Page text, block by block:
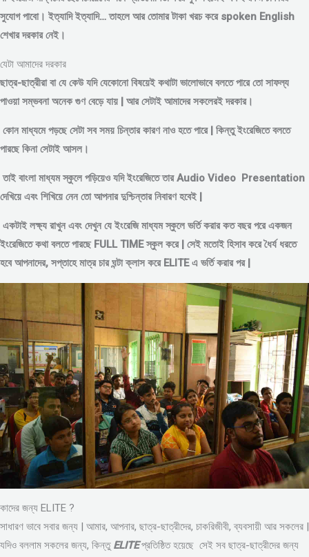
সুযোগ পাবো। ইত্যাদি ইত্যাদি… তাহলে আর তোমার টাকা খরচ করে spoken English
শেখার দরকার নেই।
যেটা আমাদের দরকার
ছাত্র-ছাত্রীরা বা যে কেউ যদি যেকোনো বিষয়েই কথাটা ভালোভাবে বলতে পারে তো সাফল্য
পাওয়া সম্ভবনা অনেক গুণ বেড়ে যায় | আর সেটাই আমাদের সকলেরই দরকার।
কোন মাধ্যমে পড়ছে সেটা সব সময় চিন্তার কারণ নাও হতে পারে | কিন্তু ইংরেজিতে বলতে
পারছে কিনা সেটাই আসল।
তাই বাংলা মাধ্যম স্কুলে পড়িয়েও যদি ইংরেজিতে তার Audio Video Presentation
দেখিয়ে এবং শিখিয়ে নেন তো আপনার দুশ্চিন্তার নিবারণ হবেই |
একটাই লক্ষ্য রাখুন এবং দেখুন যে ইংরেজি মাধ্যম স্কুলে ভর্তি করার কত বছর পরে একজন
ইংরেজিতে কথা বলতে পারছে FULL TIME স্কুল করে | সেই মতোই হিসাব করে ধৈর্য ধরতে
হবে আপনাদের, সপ্তাহে মাত্র চার ঘন্টা ক্লাস করে ELITE এ ভর্তি করার পর |
কাদের জন্য ELITE ?
সাধারণ ভাবে সবার জন্য | আমার, আপনার, ছাত্র-ছাত্রীদের, চাকরিজীবী, ব্যবসায়ী আর সকলের |
যদিও বললাম সকলের জন্য, কিন্তু ELITEপ্রতিষ্ঠিত হয়েছে সেই সব ছাত্র-ছাত্রীদের জন্য